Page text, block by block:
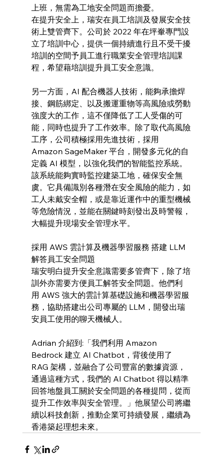
上班，無需為工地安全問題而擔憂。
在提升安全上，瑞安在員工培訓及發展安全技
術上雙管齊下。公司於 2022 年在坪輋專門設
立了培訓中心，提供一個持續進行且不受干擾
培訓的空間予員工進行職業安全管理培訓課
程，希望藉培訓提升員工安全意識。
另一方面，AI 配合機器人技術，能夠承擔焊
接、鋼筋綁定、以及搬運重物等高風險或勞動
強度大的工作，這不僅降低了工人受傷的可
能，同時也提升了工作效率。除了取代高風險
工序，公司積極採用先進技術，採用
Amazon SageMaker 平台，開發多元化的自
定義 AI 模型，以強化我們的智能監控系統。
該系統能夠實時監控建築工地，確保安全無
虞。它具備識別各種潛在安全風險的能力，如
工人未戴安全帽，或是靠近運作中的重型機械
等危險情況，並能在關鍵時刻發出及時警報，
大幅提升現場安全管理水平。
採用 AWS 雲計算及機器學習服務 搭建 LLM
解答員工安全問題
瑞安明白提升安全意識需要多管齊下，除了培
訓外亦需要方便員工解答安全問題。他們利
用 AWS 強大的雲計算基礎設施和機器學習服
務，協助搭建出公司專屬的 LLM，開發出瑞
安員工使用的聊天機械人。
Adrian 介紹到:「我們利用 Amazon
Bedrock 建立 AI Chatbot，背後使用了
RAG 架構，並融合了公司豐富的數據資源，
通過這種方式，我們的 AI Chatbot 得以精準
回答地盤員工關於安全問題的各種提問，從而
提升工作效率與安全管理。」他展望公司將繼
續以科技創新，推動企業可持續發展，繼續為
香港築起理想未來。